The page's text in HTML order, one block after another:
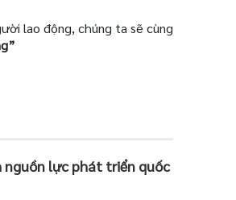
lao động, chúng ta sẽ cùng
”
lực phát triển quốc